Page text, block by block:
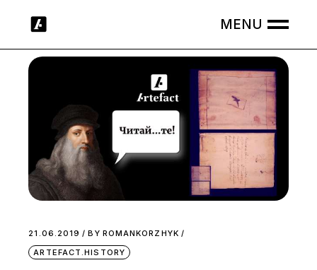
21.06.2019 BY ROMANKORZHYK
ARTEFACT.HISTORY